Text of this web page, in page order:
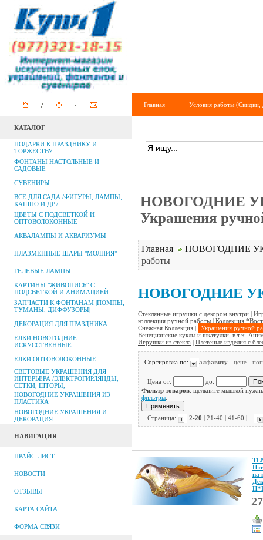
Главная Условия работы (Скидки,
КАТАЛОГ
ПОДАРКИ К ПРАЗДНИКУ И
ТОРЖЕСТВУ
ФОНТАНЫ НАСТОЛЬНЫЕ И
САДОВЫЕ
СУВЕНИРЫ
ВСЕ ДЛЯ САДА /ФИГУРЫ, ЛАМПЫ,
КАШПО И ДР./
ЦВЕТЫ С ПОДСВЕТКОЙ И
ОПТОВОЛОКОННЫЕ
АКВАЛАМПЫ И АКВАРИУМЫ
ПЛАЗМЕННЫЕ ШАРЫ "МОЛНИЯ"
ГЕЛЕВЫЕ ЛАМПЫ
КАРТИНЫ "ЖИВОПИСЬ" С
ПОДСВЕТКОЙ И АНИМАЦИЕЙ
ЗАПЧАСТИ К ФОНТАНАМ |ПОМПЫ,
ТУМАНЫ, ДИФФУЗОРЫ|
ДЕКОРАЦИЯ ДЛЯ ПРАЗДНИКА
ЕЛКИ НОВОГОДНИЕ
ИСКУССТВЕННЫЕ
ЕЛКИ ОПТОВОЛОКОННЫЕ
СВЕТОВЫЕ УКРАШЕНИЯ ДЛЯ
ИНТЕРЬЕРА /ЭЛЕКТРОГИРЛЯНДЫ,
СЕТКИ, ШТОРЫ,
НОВОГОДНИЕ УКРАШЕНИЯ ИЗ
ПЛАСТИКА
НОВОГОДНИЕ УКРАШЕНИЯ И
ДЕКОРАЦИЯ
НАВИГАЦИЯ
ПРАЙС-ЛИСТ
НОВОСТИ
ОТЗЫВЫ
КАРТА САЙТА
ФОРМА СВЯЗИ
НОВОГОДНИЕ
Украшения
Главная
НОВОГОДНИЕ
работы
НОВОГОДНИЕ
Стеклянные игрушки с декором внутри |
коллекция ручной работы | Коллекция
Снежная Коллекция |
Украшения ручной
Венецианские куклы и шкатулки, в т.ч.
Игрушки из стекла | Плетеные изделия с
Сортировка по: алфавиту - цене -
Цена от:
до:
Фильтр товаров: щелкните мышкой
фильтры
Страница: 2-20 | 21-40 | 41-60 | ...
на